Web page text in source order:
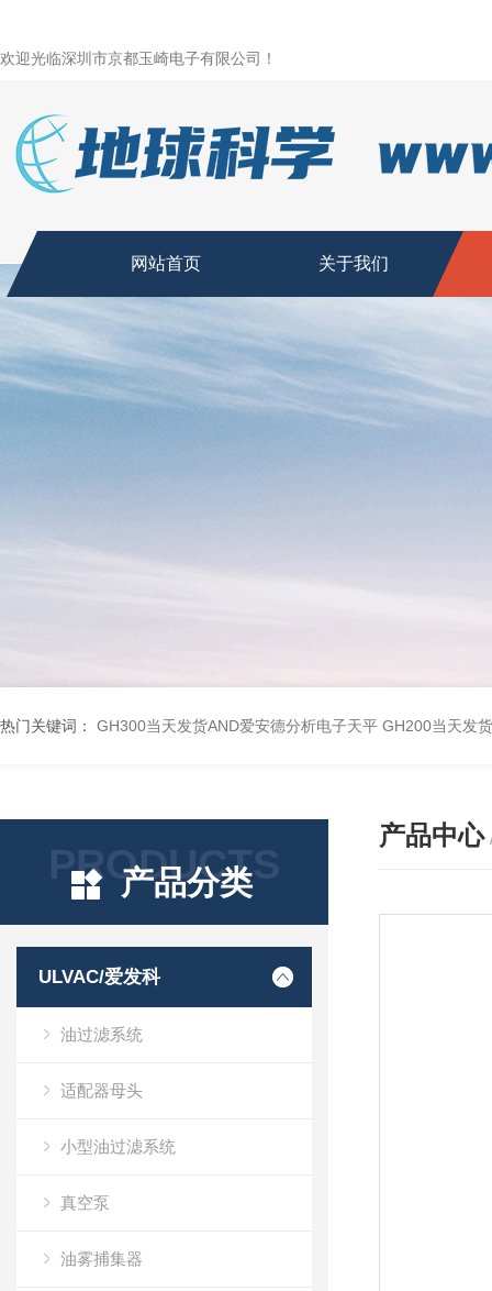
欢迎光临深圳市京都玉崎电子有限公司！
网站首页 关于我们
热门关键词： GH300当天发货AND爱安德分析电子天平 GH200当天发
PRODUCTS
产品分类
ULVAC/爱发科
油过滤系统
适配器母头
小型油过滤系统
真空泵
油雾捕集器
产品中心